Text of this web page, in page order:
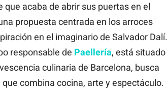
que acaba de abrir sus puertas en el
propuesta centrada en los arroces
en el imaginario de Salvador Dalí.
responsable de Paellería, está situado
culinaria de Barcelona, busca
combina cocina, arte y espectáculo.